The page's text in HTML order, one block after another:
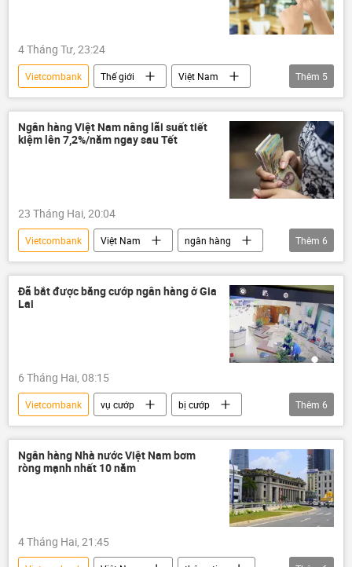
4 Tháng Tư, 23:24
Vietcombank Thế giới
Việt Nam
Trung Quốc
Kinh tế
Chính trị
ngân hàng
tài chính
Thêm 5
Ngân hàng Việt Nam nâng lãi suất tiết
kiệm lên 7,2%/năm ngay sau Tết
23 Tháng Hai, 20:04
Vietcombank Việt Nam
ngân hàng
TPBank
VPBank
Agribank
VIETINBANK
Ngân hàng SCB
tài chính
Thêm 6
Đã bắt được băng cướp ngân hàng ở Gia
Lai
6 Tháng Hai, 08:15
Vietcombank vụ cướp
bị cướp
cướp giật
cướp tài sản
cướp ngân hàng
thông tin
Việt Nam
ngân hàng
Thêm 6
Ngân hàng Nhà nước Việt Nam bơm
ròng mạnh nhất 10 năm
4 Tháng Hai, 21:45